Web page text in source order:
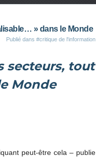
» dans le Monde
Publié dans #critique de l'information
secteurs, tout
Monde
peut-être cela – publie